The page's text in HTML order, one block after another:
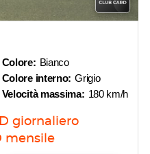
Colore: Bianco
Colore interno: Grigio
Velocità massima: 180 km/h
giornaliero
mensile